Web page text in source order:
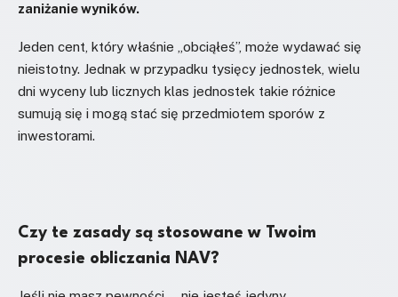
zaniżanie wyników.
Jeden cent, który właśnie „obciąłeś”, może wydawać się
nieistotny. Jednak w przypadku tysięcy jednostek, wielu
dni wyceny lub licznych klas jednostek takie różnice
sumują się i mogą stać się przedmiotem sporów z
inwestorami.
Czy te zasady są stosowane w Twoim
procesie obliczania NAV?